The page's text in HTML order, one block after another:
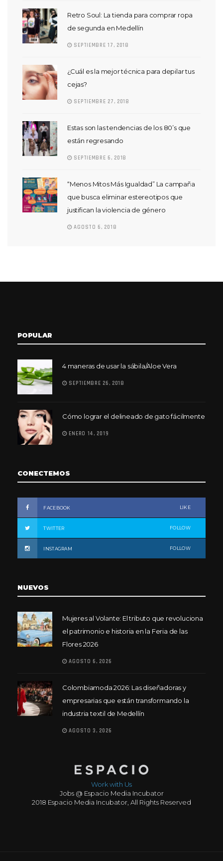
Retro Soul: La tienda para comprar ropa
de segunda en Medellín
SEPTIEMBRE 17, 2018
¿Cuál es la mejor técnica para depilar tus
cejas?
SEPTIEMBRE 27, 2018
Estas son las tendencias de los 80’s que
están regresando
SEPTIEMBRE 6, 2018
“Menos Mitos Más Igualdad” La campaña
que busca eliminar estereotipos que
justifican la violencia de género
AGOSTO 6, 2018
POPULAR
4 maneras de usar la sábila/Aloe Vera
SEPTIEMBRE 26, 2018
Cómo lograr el delineado de gato fácilmente
ENERO 14, 2019
CONECTEMOS
FACEBOOK LIKE
TWITTER FOLLOW
INSTAGRAM FOLLOW
NUEVOS
Mujeres al Volante: El tributo que revoluciona
el patrimonio e historia en la Feria de las
Flores 2026
AGOSTO 6, 2026
Colombiamoda 2026: Las diseñadoras y
empresarias que están transformando la
industria textil de Medellín
AGOSTO 3, 2026
Work with Us
Jobs @ Espacio Media Incubator
2018 Espacio Media Incubator, All Rights Reserved